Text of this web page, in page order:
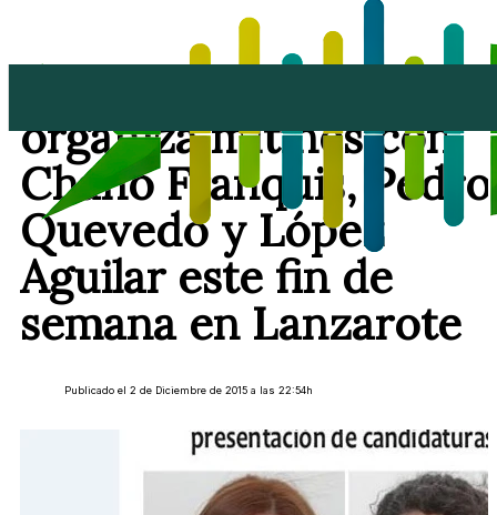
organiza mítines con
Chano Franquis, Pedro
Quevedo y López
Aguilar este fin de
semana en Lanzarote
Publicado el 2 de Diciembre de 2015 a las 22:54h